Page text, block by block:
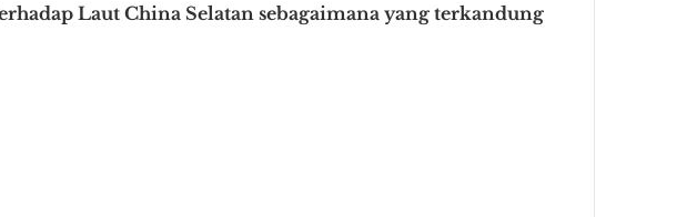
Laut China Selatan sebagaimana yang terkandung